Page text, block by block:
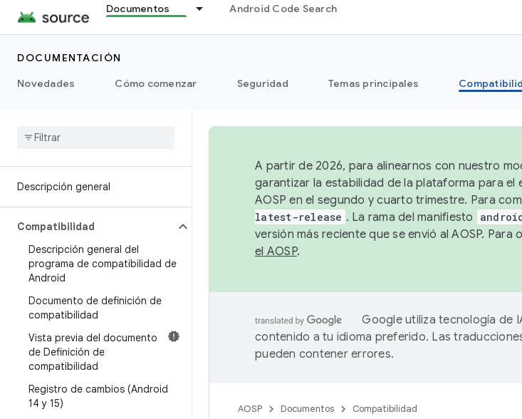
Documentos Android Code Search
DOCUMENTACIÓN
Novedades
Cómo comenzar Seguridad Temas principales
Descripción general
Compatibilidad
Descripción general del
programa de compatibilidad de
Android
Documento de definición de
compatibilidad
Vista previa del documento
de Definición de
compatibilidad
Registro de cambios (Android
14 y 15)
A partir de 2026, para alinearnos con nuestro
garantizar la estabilidad de la plataforma para
AOSP en el segundo y cuarto trimestre. Para
latest-release . La rama del manifiesto
versión más reciente que se envió al AOSP.
el AOSP.
Google utiliza tecnología de
contenido a tu idioma preferido. Las
pueden contener errores.
AOSP Documentos Compatibilidad